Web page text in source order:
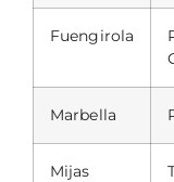
Fuengirola
Marbella
Mijas